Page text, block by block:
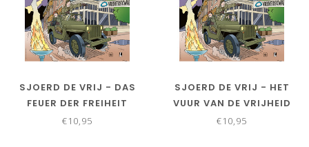
SJOERD DE VRIJ - DAS
FEUER DER FREIHEIT
€10,95
SJOERD DE VRIJ - HET
VUUR VAN DE VRIJHEID
€10,95